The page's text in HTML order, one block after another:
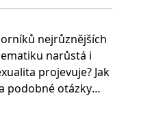
nejrůznějších
narůstá i
projevuje? Jak
podobné otázky
a přizpůsobivosti
Popis